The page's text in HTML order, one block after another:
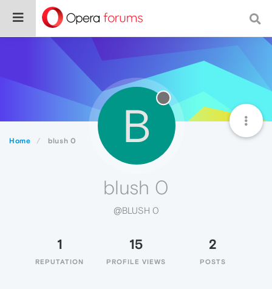
Home blush 0 B
blush 0
@BLUSH 0
1
REPUTATION
15
PROFILE VIEWS
2
POSTS